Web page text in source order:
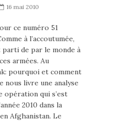
16 mai 2010
ce numéro 51
à l’accoutumée,
parti de par le monde à
armées. Au
pourquoi et comment
nous livre une analyse
opération qui s’est
2010 dans la
Afghanistan. Le